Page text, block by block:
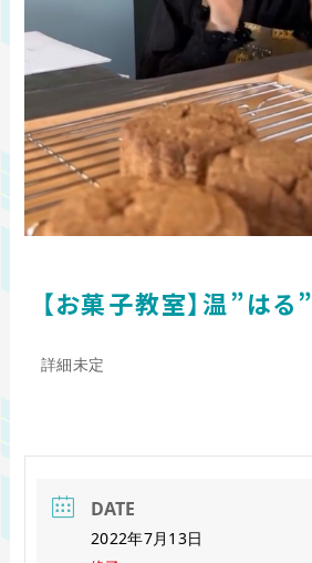
【お菓子教室】温”はる”
詳細未定
DATE
2022年7月13日